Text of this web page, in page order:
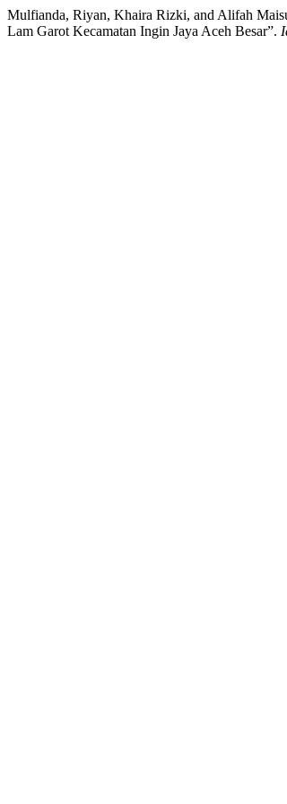
Mulfianda, Riyan, Khaira Rizki, and Alifah
Lam Garot Kecamatan Ingin Jaya Aceh Besar”.